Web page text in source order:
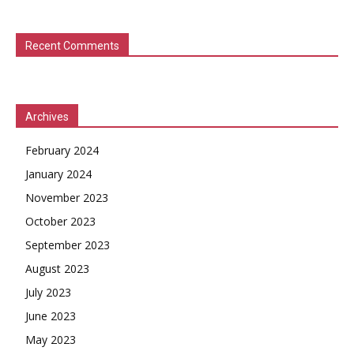
Recent Comments
Archives
February 2024
January 2024
November 2023
October 2023
September 2023
August 2023
July 2023
June 2023
May 2023